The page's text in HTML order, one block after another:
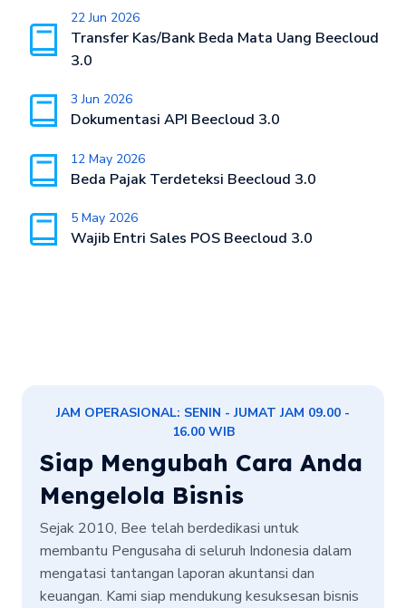
22 Jun 2026
Transfer Kas/Bank Beda Mata Uang Beecloud
3.0
3 Jun 2026
Dokumentasi API Beecloud 3.0
12 May 2026
Beda Pajak Terdeteksi Beecloud 3.0
5 May 2026
Wajib Entri Sales POS Beecloud 3.0
JAM OPERASIONAL: SENIN - JUMAT JAM 09.00 -
16.00 WIB
Siap Mengubah Cara Anda
Mengelola Bisnis
Sejak 2010, Bee telah berdedikasi untuk
membantu Pengusaha di seluruh Indonesia dalam
mengatasi tantangan laporan akuntansi dan
keuangan. Kami siap mendukung kesuksesan bisnis